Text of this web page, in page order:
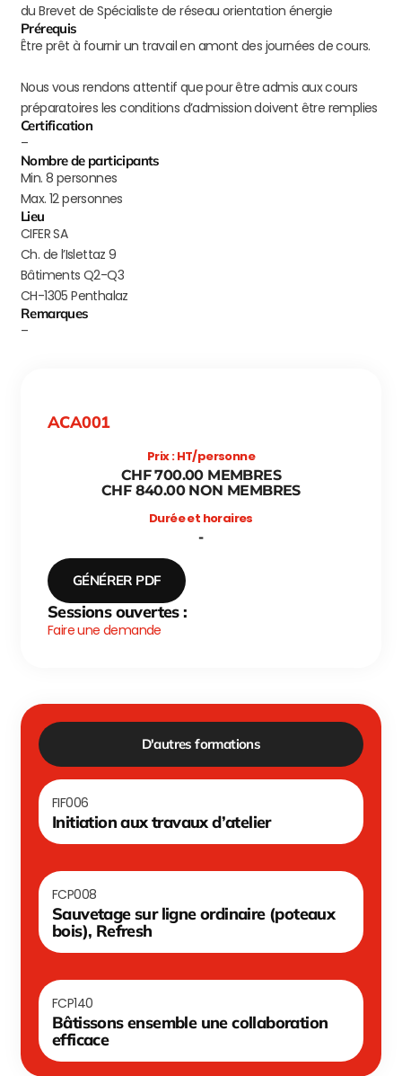
ACA001
Prix : HT/personne
CHF 700.00 MEMBRES
CHF 840.00 NON MEMBRES
Durée et horaires
-
GÉNÉRER PDF
Sessions ouvertes :
Faire une demande
D'autres formations
FIF006
Initiation aux travaux d’atelier
FCP008
Sauvetage sur ligne ordinaire (poteaux
bois), Refresh
FCP140
Bâtissons ensemble une collaboration
efficace
du Brevet de Spécialiste de réseau orientation énergie
Prérequis
Être prêt à fournir un travail en amont des journées de cours.
Nous vous rendons attentif que pour être admis aux cours
préparatoires les conditions d’admission doivent être remplies
Certification
–
Nombre de participants
Min. 8 personnes
Max. 12 personnes
Lieu
CIFER SA
Ch. de l’Islettaz 9
Bâtiments Q2-Q3
CH-1305 Penthalaz
Remarques
–